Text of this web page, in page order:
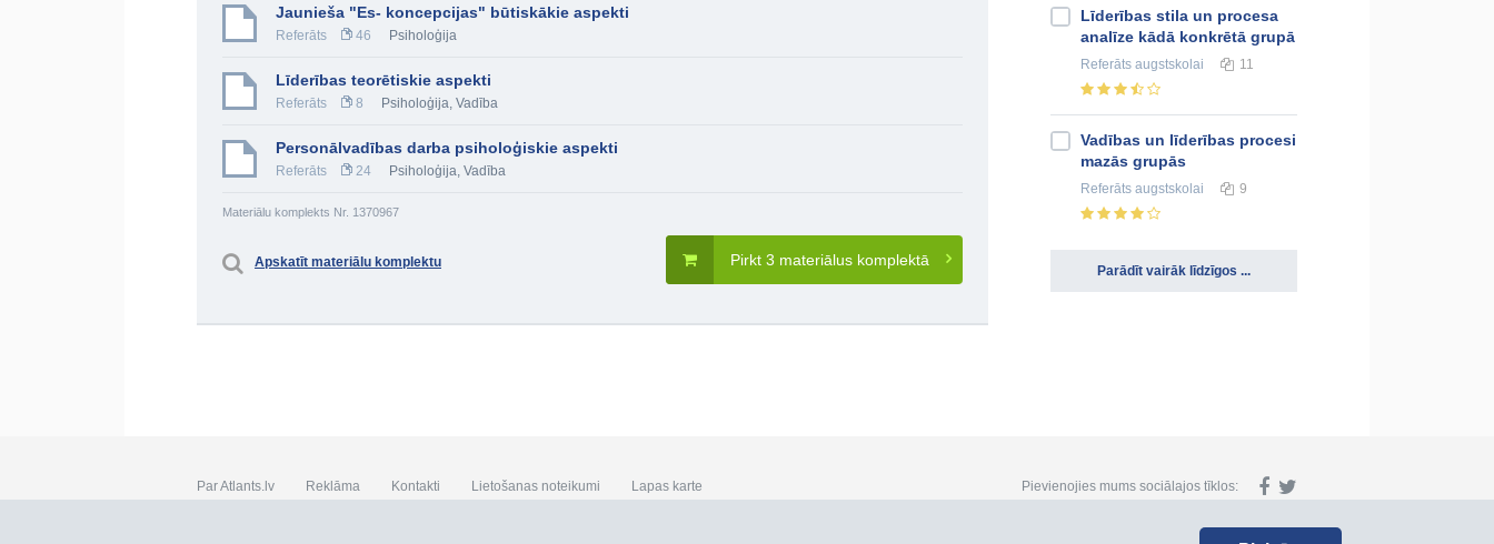
Jaunieša "Es- koncepcijas" būtiskākie aspekti
Referāts 46 Psiholoģija
Līderības teorētiskie aspekti
Referāts 8 Psiholoģija, Vadība
Personālvadības darba psiholoģiskie aspekti
Referāts 24 Psiholoģija, Vadība
Materiālu komplekts Nr. 1370967
Pirkt 3 materiālus komplektā
Apskatīt materiālu komplektu
Līderības stila un procesa
analīze kādā konkrētā grupā
Referāts augstskolai 11
Vadības un līderības procesi
mazās grupās
Referāts augstskolai 9
Parādīt vairāk līdzīgos ...
Par Atlants.lv Reklāma Kontakti Lietošanas noteikumi Lapas karte Pievienojies mums sociālajos tīklos: